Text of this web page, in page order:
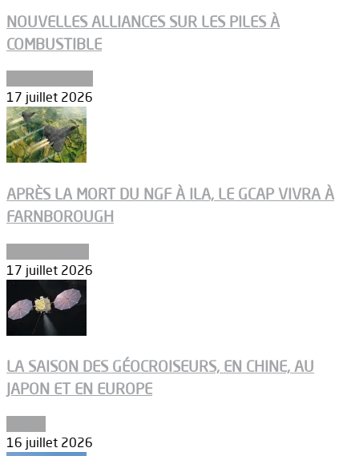
NOUVELLES ALLIANCES SUR LES PILES À
COMBUSTIBLE
17 juillet 2026
APRÈS LA MORT DU NGF À ILA, LE GCAP VIVRA À
FARNBOROUGH
17 juillet 2026
LA SAISON DES GÉOCROISEURS, EN CHINE, AU
JAPON ET EN EUROPE
16 juillet 2026